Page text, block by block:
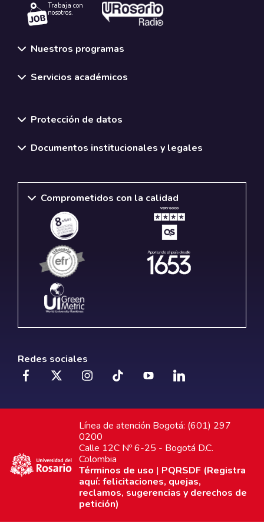
Trabaja con
nosotros.
Nuestros programas
Servicios académicos
Protección de datos
Documentos institucionales y legales
Comprometidos con la calidad
Redes sociales
Línea de atención Bogotá: (601) 297
0200
Calle 12C Nº 6-25 - Bogotá D.C.
Colombia
Términos de uso | PQRSDF (Registra
aquí: felicitaciones, quejas,
reclamos, sugerencias y derechos de
petición)